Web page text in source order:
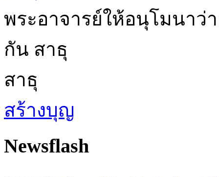
พระอาจารย์ให้อนุโมนาว่
กัน สาธุ
สาธุ
สร้างบุญ
Newsflash